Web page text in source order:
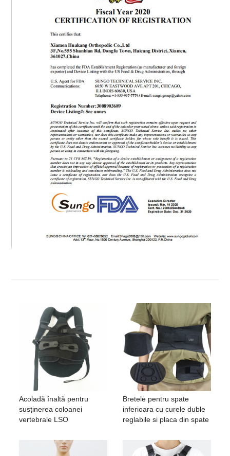
Acoladă înaltă pentru
susținerea coloanei
vertebrale LSO
Bretele pentru spate
inferioara cu curele duble
reglabile si placa din spate